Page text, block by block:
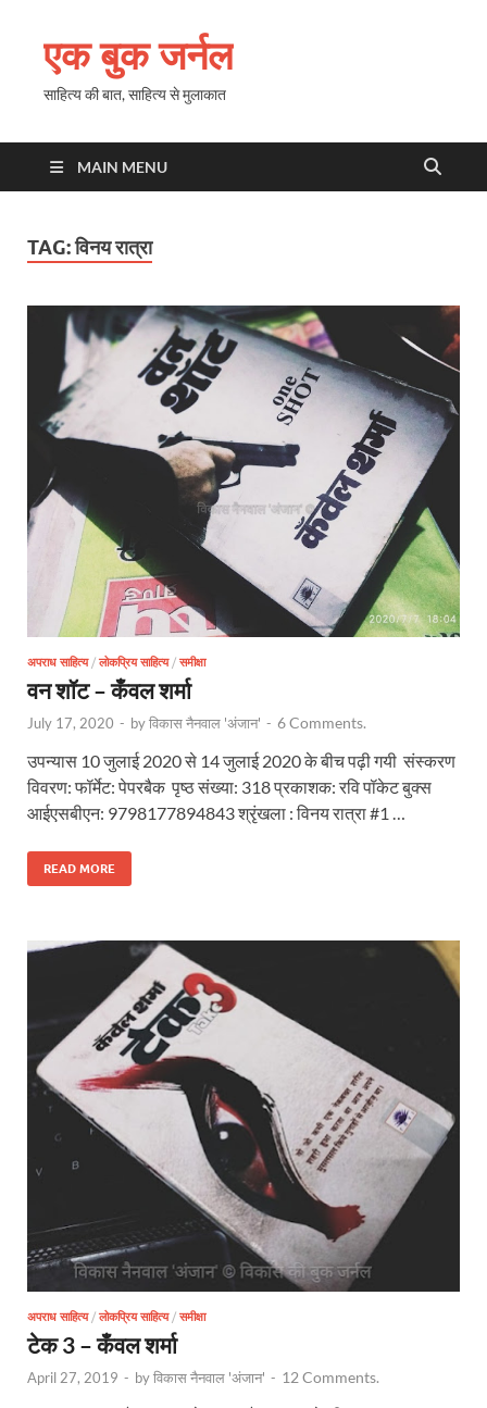
एक बुक जर्नल
साहित्य की बात, साहित्य से मुलाकात
MAIN MENU
TAG:विनय रात्रा
अपराध साहित्य/ लोकप्रिय साहित्य/ समीक्षा
वन शॉट – कँवल शर्मा
July 17, 2020 - byविकास नैनवाल 'अंजान' - 6 Comments.
उपन्यास 10 जुलाई 2020 से 14 जुलाई 2020 के बीच पढ़ी गयी संस्करण
विवरण: फॉर्मेट: पेपरबैक पृष्ठ संख्या: 318 प्रकाशक: रवि पॉकेट बुक्स
आईएसबीएन: 9798177894843 श्रृंखला : विनय रात्रा #1 …
READ MORE
अपराध साहित्य/ लोकप्रिय साहित्य/ समीक्षा
टेक 3 – कँवल शर्मा
April 27, 2019 - byविकास नैनवाल 'अंजान' - 12 Comments.